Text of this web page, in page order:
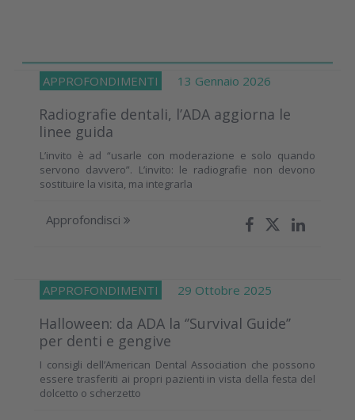
APPROFONDIMENTI 13 Gennaio 2026
Radiografie dentali, l’ADA aggiorna le
linee guida
L’invito è ad “usarle con moderazione e solo quando
servono davvero”. L’invito: le radiografie non devono
sostituire la visita, ma integrarla
Approfondisci
APPROFONDIMENTI 29 Ottobre 2025
Halloween: da ADA la ‘’Survival Guide’’
per denti e gengive
I consigli dell’American Dental Association che possono
essere trasferiti ai propri pazienti in vista della festa del
dolcetto o scherzetto